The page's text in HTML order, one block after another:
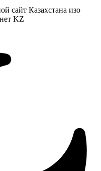
сайт Казахстана изо
KZ